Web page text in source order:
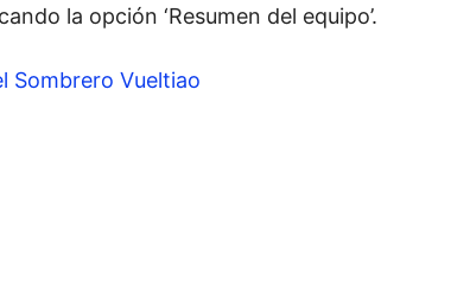
la opción ‘Resumen del equipo’.
Sombrero Vueltiao